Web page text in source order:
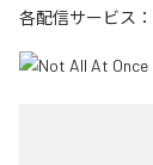
各配信サービス：